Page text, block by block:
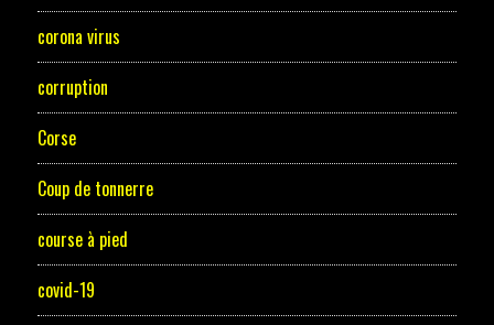
corona virus
corruption
Corse
Coup de tonnerre
course à pied
covid-19